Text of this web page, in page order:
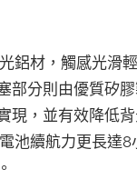
鋁材，觸感光滑
部分則由優質矽
現，並有效降低
池續航力更長達